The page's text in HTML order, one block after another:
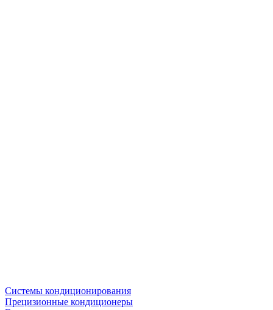
Системы кондиционирования
Прецизионные кондиционеры